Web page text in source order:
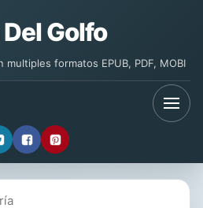
Golfo
formatos EPUB, PDF, MOBI